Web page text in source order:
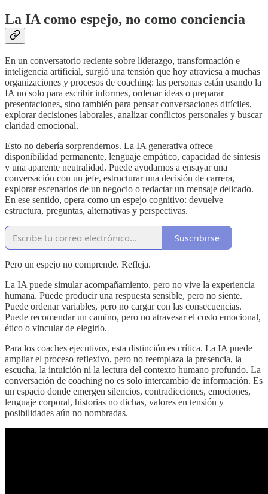
La IA como espejo, no como conciencia
En un conversatorio reciente sobre liderazgo, transformación e
inteligencia artificial, surgió una tensión que hoy atraviesa a muchas
organizaciones y procesos de coaching: las personas están usando la
IA no solo para escribir informes, ordenar ideas o preparar
presentaciones, sino también para pensar conversaciones difíciles,
explorar decisiones laborales, analizar conflictos personales y buscar
claridad emocional.
Esto no debería sorprendernos. La IA generativa ofrece
disponibilidad permanente, lenguaje empático, capacidad de síntesis
y una aparente neutralidad. Puede ayudarnos a ensayar una
conversación con un jefe, estructurar una decisión de carrera,
explorar escenarios de un negocio o redactar un mensaje delicado.
En ese sentido, opera como un espejo cognitivo: devuelve
estructura, preguntas, alternativas y perspectivas.
Suscribirse
Pero un espejo no comprende. Refleja.
La IA puede simular acompañamiento, pero no vive la experiencia
humana. Puede producir una respuesta sensible, pero no siente.
Puede ordenar variables, pero no cargar con las consecuencias.
Puede recomendar un camino, pero no atravesar el costo emocional,
ético o vincular de elegirlo.
Para los coaches ejecutivos, esta distinción es crítica. La IA puede
ampliar el proceso reflexivo, pero no reemplaza la presencia, la
escucha, la intuición ni la lectura del contexto humano profundo. La
conversación de coaching no es solo intercambio de información. Es
un espacio donde emergen silencios, contradicciones, emociones,
lenguaje corporal, historias no dichas, valores en tensión y
posibilidades aún no nombradas.